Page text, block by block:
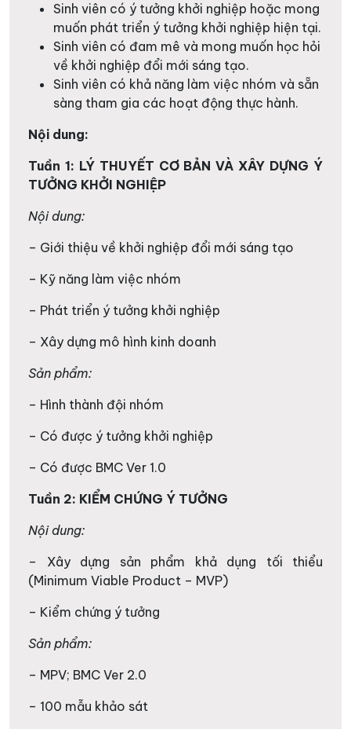
Sinh viên có ý tưởng khởi nghiệp hoặc mong
muốn phát triển ý tưởng khởi nghiệp hiện tại.
Sinh viên có đam mê và mong muốn học hỏi
về khởi nghiệp đổi mới sáng tạo.
Sinh viên có khả năng làm việc nhóm và sẵn
sàng tham gia các hoạt động thực hành.
Nội dung:
Tuần 1: LÝ THUYẾT CƠ BẢN VÀ XÂY DỰNG Ý
TƯỞNG KHỞI NGHIỆP
Nội dung:
– Giới thiệu về khởi nghiệp đổi mới sáng tạo
– Kỹ năng làm việc nhóm
– Phát triển ý tưởng khởi nghiệp
– Xây dựng mô hình kinh doanh
Sản phẩm:
– Hình thành đội nhóm
– Có được ý tưởng khởi nghiệp
– Có được BMC Ver 1.0
Tuần 2: KIỂM CHỨNG Ý TƯỞNG
Nội dung:
– Xây dựng sản phẩm khả dụng tối thiểu
(Minimum Viable Product – MVP)
– Kiểm chứng ý tưởng
Sản phẩm:
– MPV; BMC Ver 2.0
– 100 mẫu khảo sát